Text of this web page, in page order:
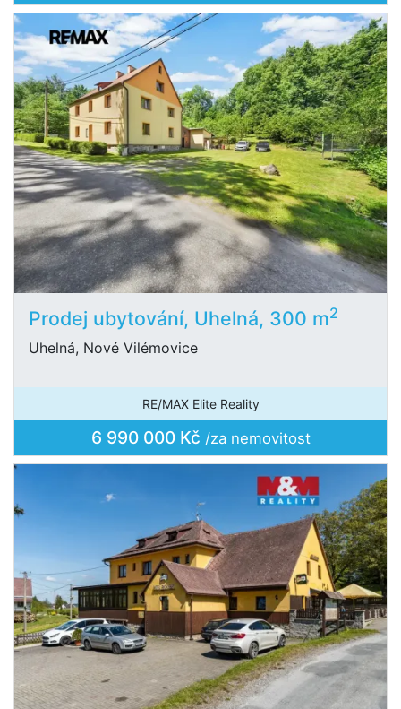
Prodej ubytování, Uhelná, 300 m2
Uhelná, Nové Vilémovice
RE/MAX Elite Reality
6 990 000 Kč /za nemovitost